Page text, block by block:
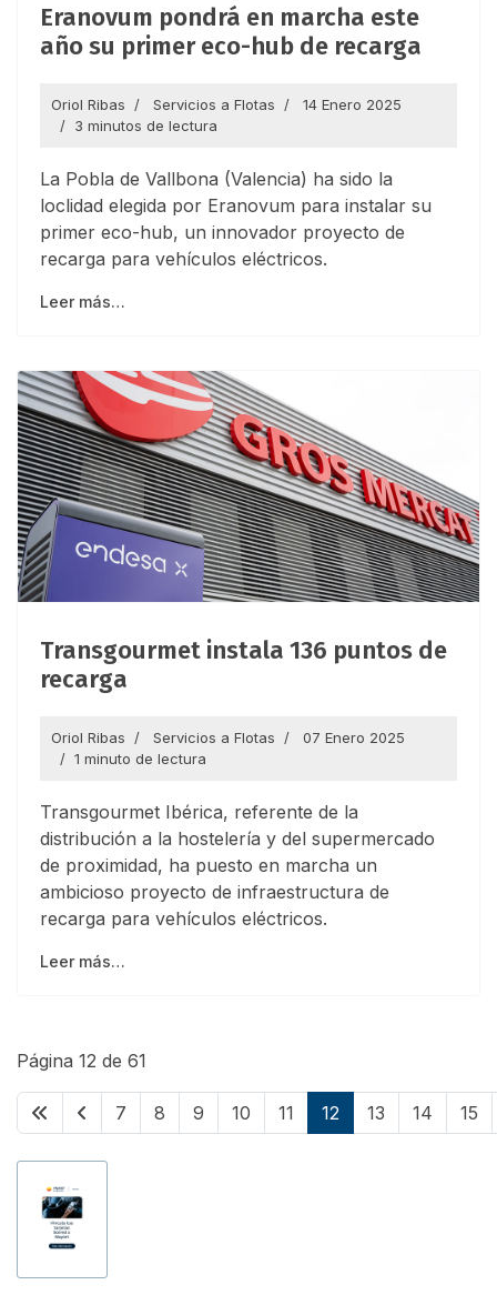
Eranovum pondrá en marcha este
año su primer eco-hub de recarga
Oriol Ribas Servicios a Flotas
14 Enero 2025
3 minutos de lectura
La Pobla de Vallbona (Valencia) ha sido la
loclidad elegida por Eranovum para instalar su
primer eco-hub, un innovador proyecto de
recarga para vehículos eléctricos.
Leer más…
Transgourmet instala 136 puntos de
recarga
Oriol Ribas Servicios a Flotas
07 Enero 2025
1 minuto de lectura
Transgourmet Ibérica, referente de la
distribución a la hostelería y del supermercado
de proximidad, ha puesto en marcha un
ambicioso proyecto de infraestructura de
recarga para vehículos eléctricos.
Leer más…
Página 12 de 61
7 8 9 10 11 12 13 14 15